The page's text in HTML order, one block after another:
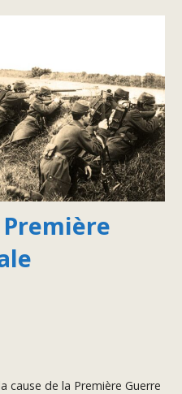
Première
cause de la Première Guerre